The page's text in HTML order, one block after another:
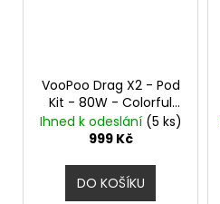
VooPoo Drag X2 - Pod
Kit - 80W - Colorful
Silver
Ihned k odeslání (5 ks)
999 Kč
DO KOŠÍKU